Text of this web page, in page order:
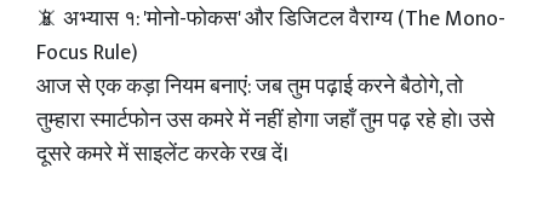
📵 अभ्यास १: 'मोनो-फोकस' और डिजिटल वैराग्य (The Mono-
Focus Rule)
आज से एक कड़ा नियम बनाएं: जब तुम पढ़ाई करने बैठोगे, तो
तुम्हारा स्मार्टफोन उस कमरे में नहीं होगा जहाँ तुम पढ़ रहे हो। उसे
दूसरे कमरे में साइलेंट करके रख दें।